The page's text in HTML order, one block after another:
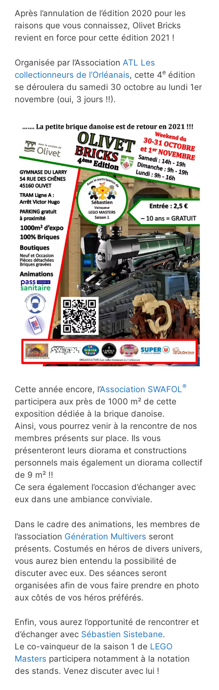
Après l’annulation de l’édition 2020 pour les
raisons que vous connaissez, Olivet Bricks
revient en force pour cette édition 2021 !
Organisée par l’Association ATL Les
collectionneurs de l’Orléanais, cette 4e édition
se déroulera du samedi 30 octobre au lundi 1er
novembre (oui, 3 jours !!).
Cette année encore, l’Association SWAFOL®
participera aux près de 1000 m² de cette
exposition dédiée à la brique danoise.
Ainsi, vous pourrez venir à la rencontre de nos
membres présents sur place. Ils vous
présenteront leurs diorama et constructions
personnels mais également un diorama collectif
de 9 m² !!
Ce sera également l’occasion d’échanger avec
eux dans une ambiance conviviale.
Dans le cadre des animations, les membres de
l’association Génération Multivers seront
présents. Costumés en héros de divers univers,
vous aurez bien entendu la possibilité de
discuter avec eux. Des séances seront
organisées afin de vous faire prendre en photo
aux côtés de vos héros préférés.
Enfin, vous aurez l’opportunité de rencontrer et
d’échanger avec Sébastien Sistebane.
Le co-vainqueur de la saison 1 de LEGO
Masters participera notamment à la notation
des stands. Venez discuter avec lui !